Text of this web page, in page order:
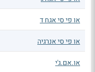
או פי סי אגח ד
או פי סי אנרגיה
או.אם.ג'י